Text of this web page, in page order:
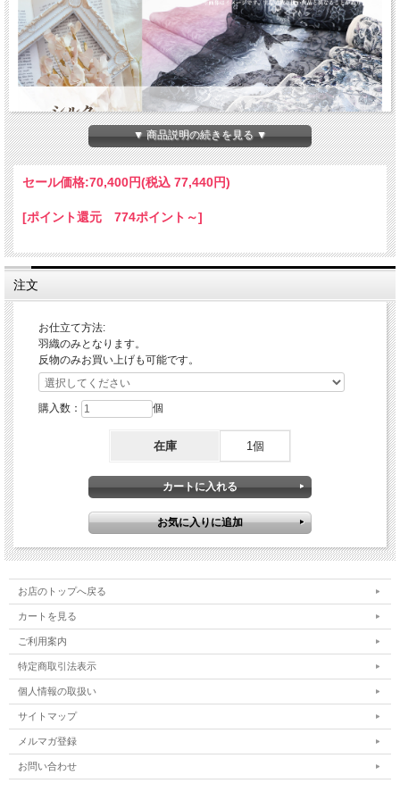
▼ 商品説明の続きを見る ▼
セール価格:70,400円(税込 77,440円)
[ポイント還元 774ポイント～]
注文
お仕立て方法:
羽織のみとなります。
反物のみお買い上げも可能です。
購入数： 個
在庫 1個
お店のトップへ戻る
カートを見る
ご利用案内
特定商取引法表示
個人情報の取扱い
サイトマップ
メルマガ登録
お問い合わせ